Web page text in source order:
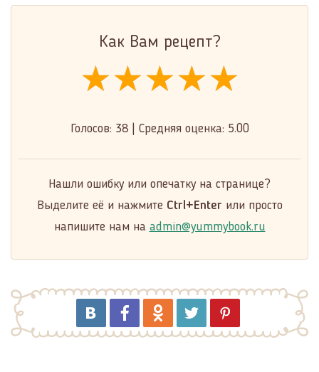
Как Вам рецепт?
★★★★★
★★★★★
★★★★★
Голосов: 38| Средняя оценка: 5.00
Нашли ошибку или опечатку на странице?
Выделите её и нажмите Ctrl+Enter или просто
напишите нам на admin@yummybook.ru